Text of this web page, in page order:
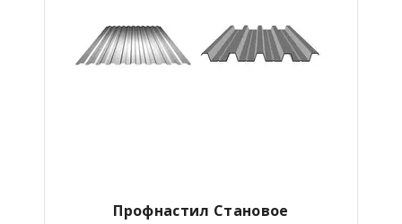
Профнастил Становое